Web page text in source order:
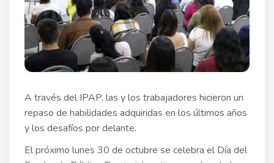
A través del IPAP, las y los trabajadores hicieron un
repaso de habilidades adquiridas en los últimos años
y los desafíos por delante.
El próximo lunes 30 de octubre se celebra el Día del